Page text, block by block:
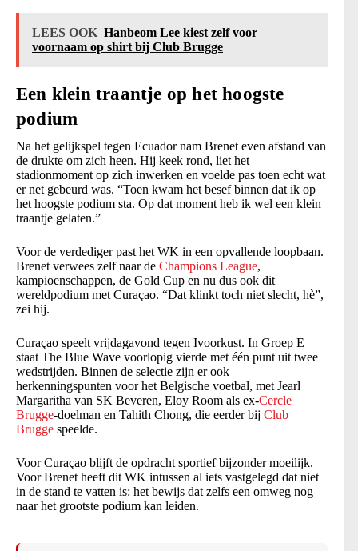
LEES OOK Hanbeom Lee kiest zelf voor
voornaam op shirt bij Club Brugge
Een klein traantje op het hoogste
podium
Na het gelijkspel tegen Ecuador nam Brenet even afstand van
de drukte om zich heen. Hij keek rond, liet het
stadionmoment op zich inwerken en voelde pas toen echt wat
er net gebeurd was. “Toen kwam het besef binnen dat ik op
het hoogste podium sta. Op dat moment heb ik wel een klein
traantje gelaten.”
Voor de verdediger past het WK in een opvallende loopbaan.
Brenet verwees zelf naar de Champions League,
kampioenschappen, de Gold Cup en nu dus ook dit
wereldpodium met Curaçao. “Dat klinkt toch niet slecht, hè”,
zei hij.
Curaçao speelt vrijdagavond tegen Ivoorkust. In Groep E
staat The Blue Wave voorlopig vierde met één punt uit twee
wedstrijden. Binnen de selectie zijn er ook
herkenningspunten voor het Belgische voetbal, met Jearl
Margaritha van SK Beveren, Eloy Room als ex-Cercle
Brugge-doelman en Tahith Chong, die eerder bij Club
Brugge speelde.
Voor Curaçao blijft de opdracht sportief bijzonder moeilijk.
Voor Brenet heeft dit WK intussen al iets vastgelegd dat niet
in de stand te vatten is: het bewijs dat zelfs een omweg nog
naar het grootste podium kan leiden.